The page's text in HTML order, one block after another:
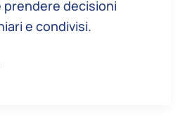
prendere decisioni
e condivisi.